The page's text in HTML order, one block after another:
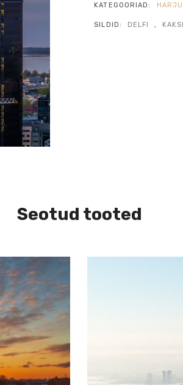
KATEGOORIAD:
SILDID: DELFI ,
Seotud tooted